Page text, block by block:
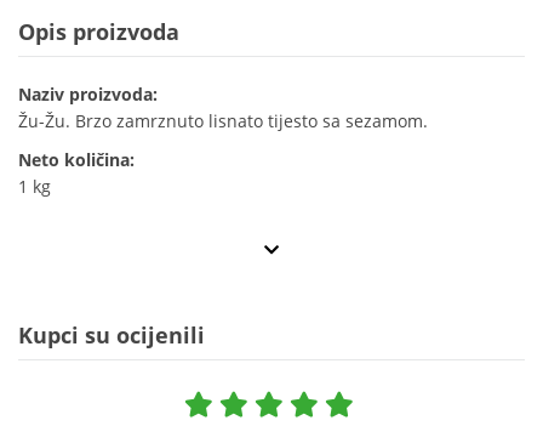
Opis proizvoda
Naziv proizvoda:
Žu-Žu. Brzo zamrznuto lisnato tijesto sa sezamom.
Neto količina:
1 kg
Kupci su ocijenili